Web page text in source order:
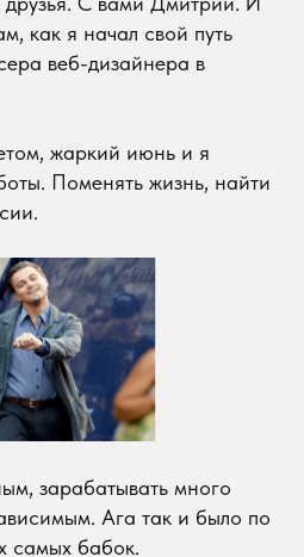
июнь и я
жизнь, найти
много
Ага так и было по
бабок.
в рекомендациях
видео по